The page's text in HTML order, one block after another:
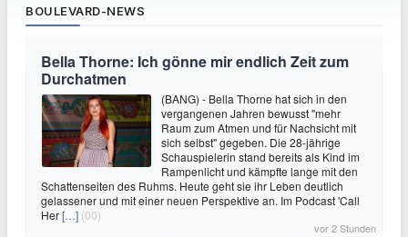
BOULEVARD-NEWS
Bella Thorne: Ich gönne mir endlich Zeit zum
Durchatmen
(BANG) - Bella Thorne hat sich in den
vergangenen Jahren bewusst "mehr
Raum zum Atmen und für Nachsicht mit
sich selbst" gegeben. Die 28-jährige
Schauspielerin stand bereits als Kind im
Rampenlicht und kämpfte lange mit den
Schattenseiten des Ruhms. Heute geht sie ihr Leben deutlich
gelassener und mit einer neuen Perspektive an. Im Podcast 'Call
Her[…] (00)
vor 2 Stunden